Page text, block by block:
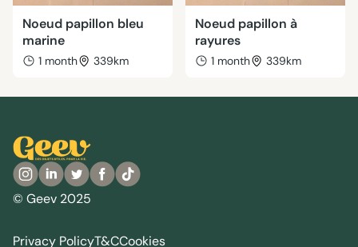
Noeud papillon bleu
marine
1 month 339km
Noeud papillon à
rayures
1 month 339km
© Geev 2025
Privacy PolicyT&CCookies